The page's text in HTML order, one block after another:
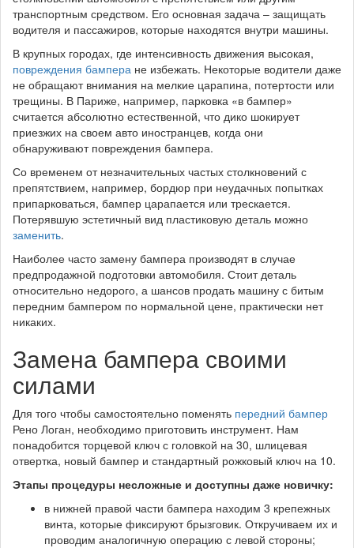
транспортным средством. Его основная задача – защищать
водителя и пассажиров, которые находятся внутри машины.
В крупных городах, где интенсивность движения высокая,
повреждения бампера не избежать. Некоторые водители даже
не обращают внимания на мелкие царапина, потертости или
трещины. В Париже, например, парковка «в бампер»
считается абсолютно естественной, что дико шокирует
приезжих на своем авто иностранцев, когда они
обнаруживают повреждения бампера.
Со временем от незначительных частых столкновений с
препятствием, например, бордюр при неудачных попытках
припарковаться, бампер царапается или трескается.
Потерявшую эстетичный вид пластиковую деталь можно
заменить.
Наиболее часто замену бампера производят в случае
предпродажной подготовки автомобиля. Стоит деталь
относительно недорого, а шансов продать машину с битым
передним бампером по нормальной цене, практически нет
никаких.
Замена бампера своими
силами
Для того чтобы самостоятельно поменять передний бампер
Рено Логан, необходимо приготовить инструмент. Нам
понадобится торцевой ключ с головкой на 30, шлицевая
отвертка, новый бампер и стандартный рожковый ключ на 10.
Этапы процедуры несложные и доступны даже новичку:
в нижней правой части бампера находим 3 крепежных
винта, которые фиксируют брызговик. Откручиваем их и
проводим аналогичную операцию с левой стороны;